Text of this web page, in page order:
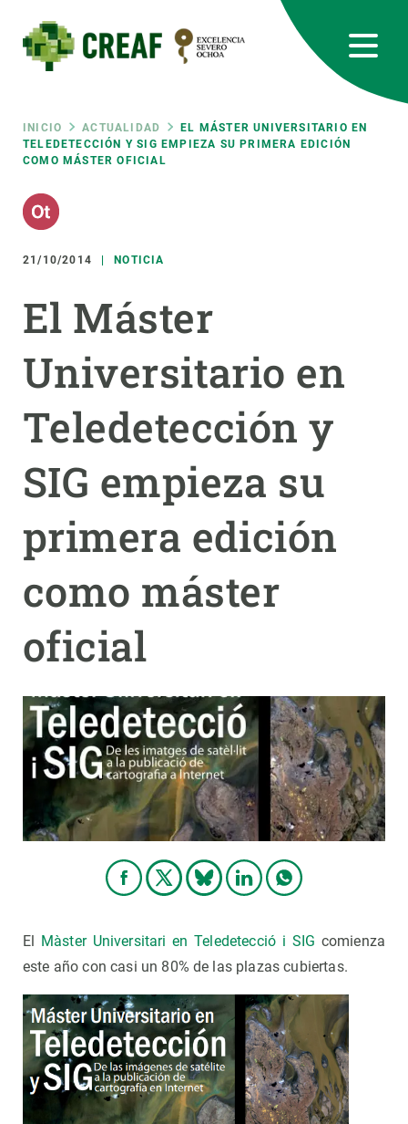
contenido
principal
Ruta
de
navegación
INICIO ACTUALIDAD
EL MÁSTER UNIVERSITARIO EN
TELEDETECCIÓN Y SIG EMPIEZA SU PRIMERA EDICIÓN
COMO MÁSTER OFICIAL
21/10/2014 NOTICIA
El Máster
Universitario en
Teledetección y
SIG empieza su
primera edición
como máster
oficial
El Màster Universitari en Teledetecció i SIG comienza
este año con casi un 80% de las plazas cubiertas.
RRSS
Featured
responsive
Responsive
menu
INVESTIGACIÓN
CIENCIA EN ACCIÓN
NOTICIAS Y AGENDA